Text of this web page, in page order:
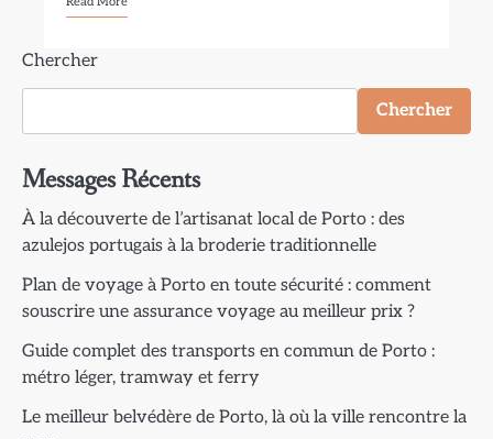
Chercher
Chercher
Messages Récents
À la découverte de l’artisanat local de Porto : des
azulejos portugais à la broderie traditionnelle
Plan de voyage à Porto en toute sécurité : comment
souscrire une assurance voyage au meilleur prix ?
Guide complet des transports en commun de Porto :
métro léger, tramway et ferry
Le meilleur belvédère de Porto, là où la ville rencontre la